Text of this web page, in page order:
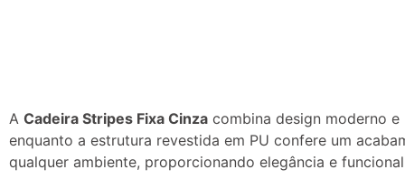
A Cadeira Stripes Fixa Cinza combina design moderno
enquanto a estrutura revestida em PU confere um
qualquer ambiente, proporcionando elegância e